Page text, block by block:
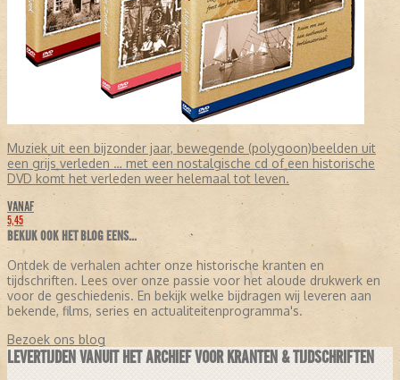
Muziek uit een bijzonder jaar, bewegende (polygoon)beelden uit
een grijs verleden … met een nostalgische cd of een historische
DVD komt het verleden weer helemaal tot leven.
VANAF
5,45
BEKIJK OOK HET BLOG EENS...
Ontdek de verhalen achter onze historische kranten en
tijdschriften. Lees over onze passie voor het aloude drukwerk en
voor de geschiedenis. En bekijk welke bijdragen wij leveren aan
bekende, films, series en actualiteitenprogramma's.
Bezoek ons blog
LEVERTIJDEN VANUIT HET ARCHIEF VOOR KRANTEN & TIJDSCHRIFTEN